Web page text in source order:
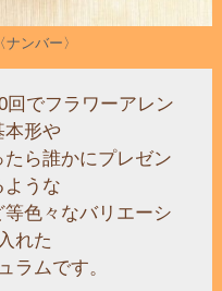
ンバー〉
回でフラワーアレン
本形や
ら誰かにプレゼン
ような
色々なバリエーシ
れた
ラムです。